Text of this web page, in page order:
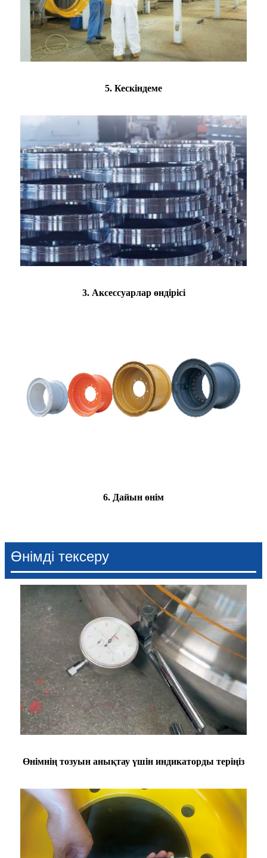
5. Кескіндеме
3. Аксессуарлар өндірісі
6. Дайын өнім
Өнімді тексеру
Өнімнің тозуын анықтау үшін индикаторды теріңіз